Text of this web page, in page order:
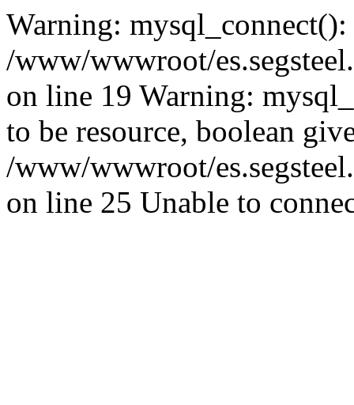
Warning:
/www/wwwroot/
on line 19 Warning:
to be resource, boolean
/www/wwwroot/
on line 25 Unable to